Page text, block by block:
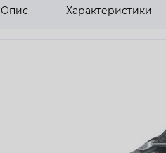
Опис Характеристики